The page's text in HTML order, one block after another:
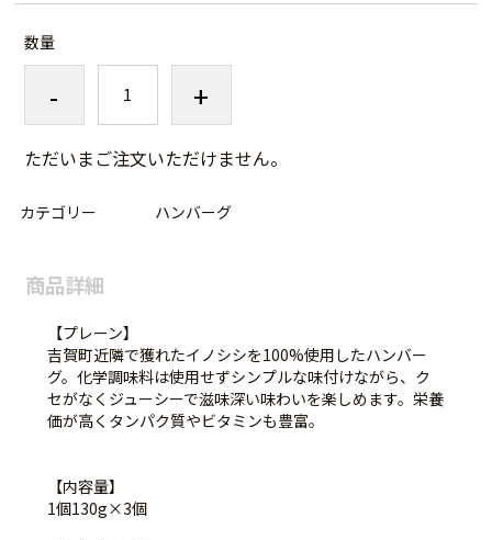
数量
- +
ただいまご注文いただけません。
カテゴリー ハンバーグ
商品詳細
【プレーン】
吉賀町近隣で獲れたイノシシを100%使用したハンバー
グ。化学調味料は使用せずシンプルな味付けながら、ク
セがなくジューシーで滋味深い味わいを楽しめます。栄養
価が高くタンパク質やビタミンも豊富。
【内容量】
1個130g×3個